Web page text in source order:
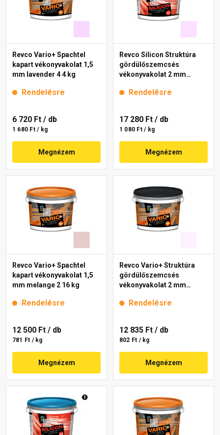
Revco Vario+ Spachtel
kapart vékonyvakolat 1,5
mm lavender 4 4 kg
Rendelésre
6 720 Ft / db
1 680 Ft / kg
Megnézem
Revco Silicon Struktúra
gördülőszemcsés
vékonyvakolat 2 mm
Rendelésre
17 280 Ft / db
1 080 Ft / kg
Megnézem
Revco Vario+ Spachtel
kapart vékonyvakolat 1,5
mm melange 2 16 kg
Rendelésre
12 500 Ft / db
781 Ft / kg
Megnézem
Revco Vario+ Struktúra
gördülőszemcsés
vékonyvakolat 2 mm
Rendelésre
12 835 Ft / db
802 Ft / kg
Megnézem